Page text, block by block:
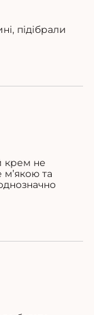
підібрали
крем не
та